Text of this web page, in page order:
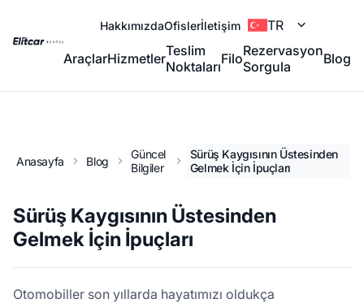
HakkımızdaOfislerİletişim TR
AraçlarHizmetlerTeslim
NoktalarıFiloRezervasyon
Sorgula
Blog
Anasayfa Blog
Güncel
Bilgiler
Sürüş Kaygısının Üstesinden
Gelmek İçin İpuçları
Sürüş Kaygısının Üstesinden
Gelmek İçin İpuçları
Otomobiller son yıllarda hayatımızı oldukça